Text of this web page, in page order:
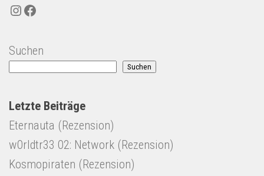
Instagram
Facebook
Suchen
Suchen
Letzte Beiträge
Eternauta (Rezension)
w0rldtr33 02: Network (Rezension)
Kosmopiraten (Rezension)